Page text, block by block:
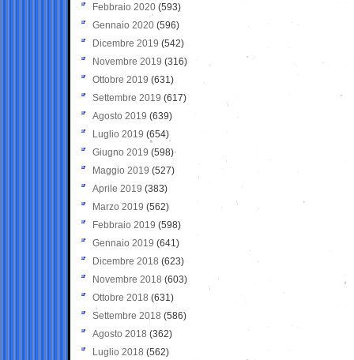
Febbraio 2020 (593)
Gennaio 2020 (596)
Dicembre 2019 (542)
Novembre 2019 (316)
Ottobre 2019 (631)
Settembre 2019 (617)
Agosto 2019 (639)
Luglio 2019 (654)
Giugno 2019 (598)
Maggio 2019 (527)
Aprile 2019 (383)
Marzo 2019 (562)
Febbraio 2019 (598)
Gennaio 2019 (641)
Dicembre 2018 (623)
Novembre 2018 (603)
Ottobre 2018 (631)
Settembre 2018 (586)
Agosto 2018 (362)
Luglio 2018 (562)